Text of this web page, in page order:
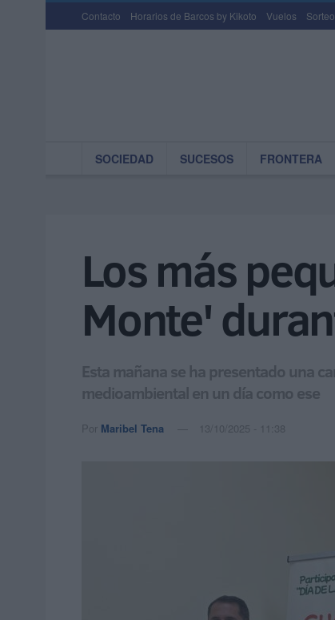
Contacto Horarios de Barcos by Kikoto Vuelos
SOCIEDAD SUCESOS FRONTERA
Los más
Monte'
Esta mañana se ha presentado una
medioambiental en un día como ese
Por Maribel Tena 13/10/2025 - 11:38